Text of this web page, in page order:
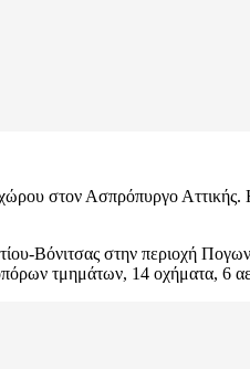
στον Ασπρόπυργο
Βόνιτσας στην περιοχή
τμημάτων, 14 οχήματα,